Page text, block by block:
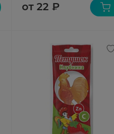
от 22 ₽